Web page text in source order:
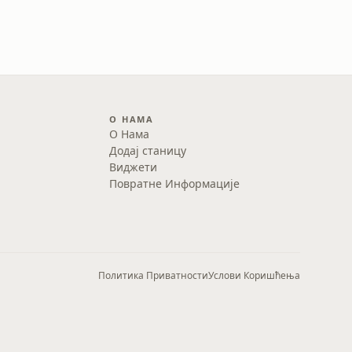
О НАМА
О Нама
Додај станицу
Виджети
Повратне Информације
Политика ПриватностиУслови Коришћења